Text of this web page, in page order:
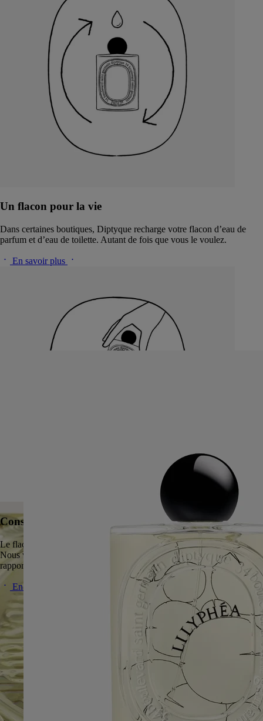
Un flacon pour la vie
Dans certaines boutiques, Diptyque recharge votre flacon d’eau de
parfum et d’eau de toilette. Autant de fois que vous le voulez.
En savoir plus
Consignes de tri
Le flacon en verre et l'étui en carton sont recyclables.
Nous vous invitons à les déposer dans les bacs de tri dédiés ou à les
rapporter dans l'une nos boutiques parisiennes.
En savoir plus
Explorer la collection